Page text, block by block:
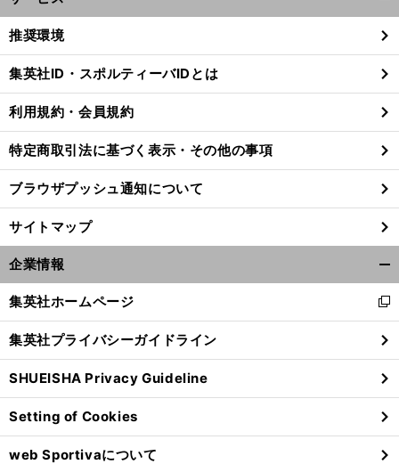
前
閉
る
推奨環境
集英社ID・スポルティーバIDとは
利用規約・会員規約
特定商取引法に基づく表示・その他の事項
ブラウザプッシュ通知について
サイトマップ
企業情報
閉
る
集英社ホームページ
新
し
い
ウ
ィ
ン
ド
ウ
で
集英社プライバシーガイドライン
SHUEISHA Privacy Guideline
Setting of Cookies
web Sportivaについて